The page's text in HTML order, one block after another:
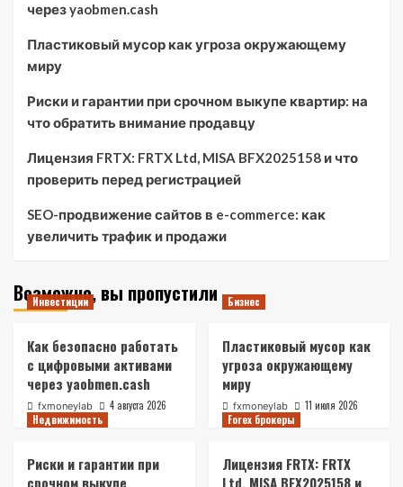
через yaobmen.cash
Пластиковый мусор как угроза окружающему
миру
Риски и гарантии при срочном выкупе квартир: на
что обратить внимание продавцу
Лицензия FRTX: FRTX Ltd, MISA BFX2025158 и что
проверить перед регистрацией
SEO-продвижение сайтов в e-commerce: как
увеличить трафик и продажи
Возможно, вы пропустили
Инвестиции
Как безопасно работать
с цифровыми активами
через yaobmen.cash
fxmoneylab 4 августа 2026
Бизнес
Пластиковый мусор как
угроза окружающему
миру
fxmoneylab
11 июля 2026
Недвижимость
Риски и гарантии при
срочном выкупе
Forex брокеры
Лицензия FRTX: FRTX
Ltd, MISA BFX2025158 и